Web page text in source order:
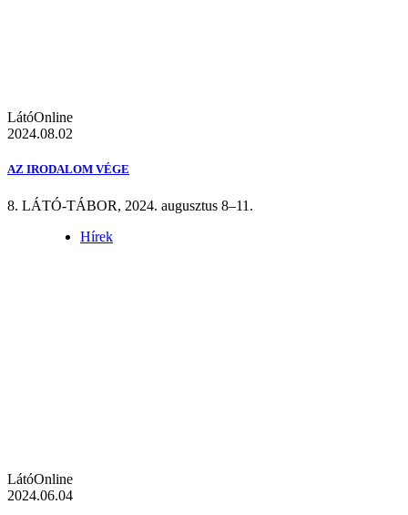
LátóOnline
2024.08.02
AZ IRODALOM VÉGE
8. LÁTÓ-TÁBOR, 2024. augusztus 8–11.
Hírek
LátóOnline
2024.06.04